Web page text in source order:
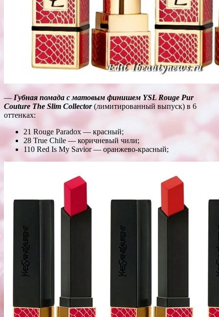
— Губная помада с матовым финишем YSL Rouge Pur
Couture The Slim Collector(лимитированный выпуск) в 6
оттенках:
21 Rouge Paradox — красный;
28 True Chile — коричневый чили;
110 Red Is My Savior — оранжево-красный;